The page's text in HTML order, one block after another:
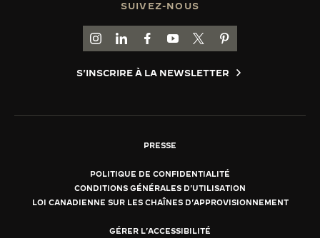
SUIVEZ-NOUS
ACCÉDER À LA PAGE INSTAGRAM DE
ACCÉDER À LA PAGE LINKEDIN DE
ALLER SUR LA PAGE JAEGER-
ACCÉDER À LA PAGE
ALLER SUR LA PAGE
ALLER SUR LA
S'INSCRIRE À LA NEWSLETTER
PRESSE
POLITIQUE DE CONFIDENTIALITÉ
CONDITIONS GÉNÉRALES D'UTILISATION
LOI CANADIENNE SUR LES CHAÎNES D'APPROVISIONNEMENT
GÉRER L'ACCESSIBILITÉ